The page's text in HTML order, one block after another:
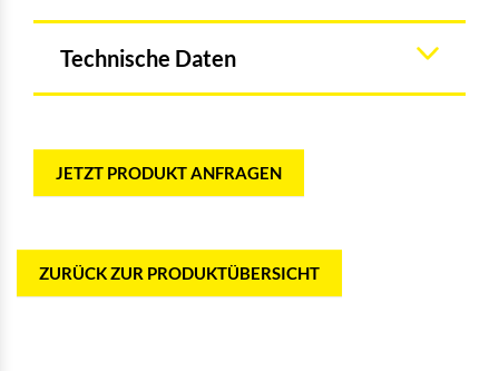
Technische Daten
JETZT PRODUKT ANFRAGEN
ZURÜCK ZUR PRODUKTÜBERSICHT